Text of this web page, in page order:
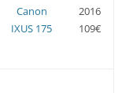
Canon
IXUS 175
2016
109€